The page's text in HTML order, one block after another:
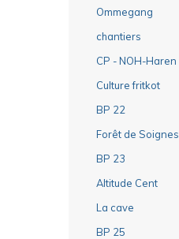
Ommegang
chantiers
CP - NOH-Haren
Culture fritkot
BP 22
Forêt de Soignes
BP 23
Altitude Cent
La cave
BP 25